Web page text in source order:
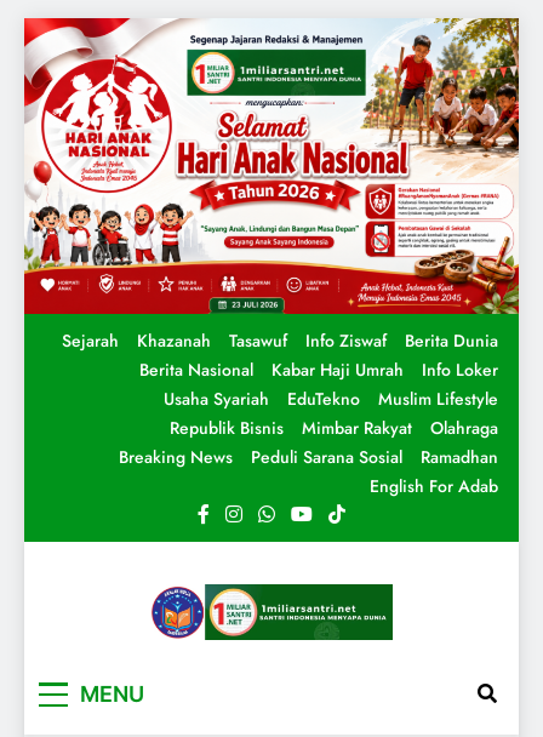
Sejarah Khazanah Tasawuf Info Ziswaf
Berita Dunia
Berita Nasional
Kabar Haji Umrah
Info Loker
Usaha Syariah
EduTekno
Muslim Lifestyle
Republik Bisnis
Mimbar Rakyat
Olahraga
Breaking News
Peduli Sarana Sosial
Ramadhan
English For Adab
MENU